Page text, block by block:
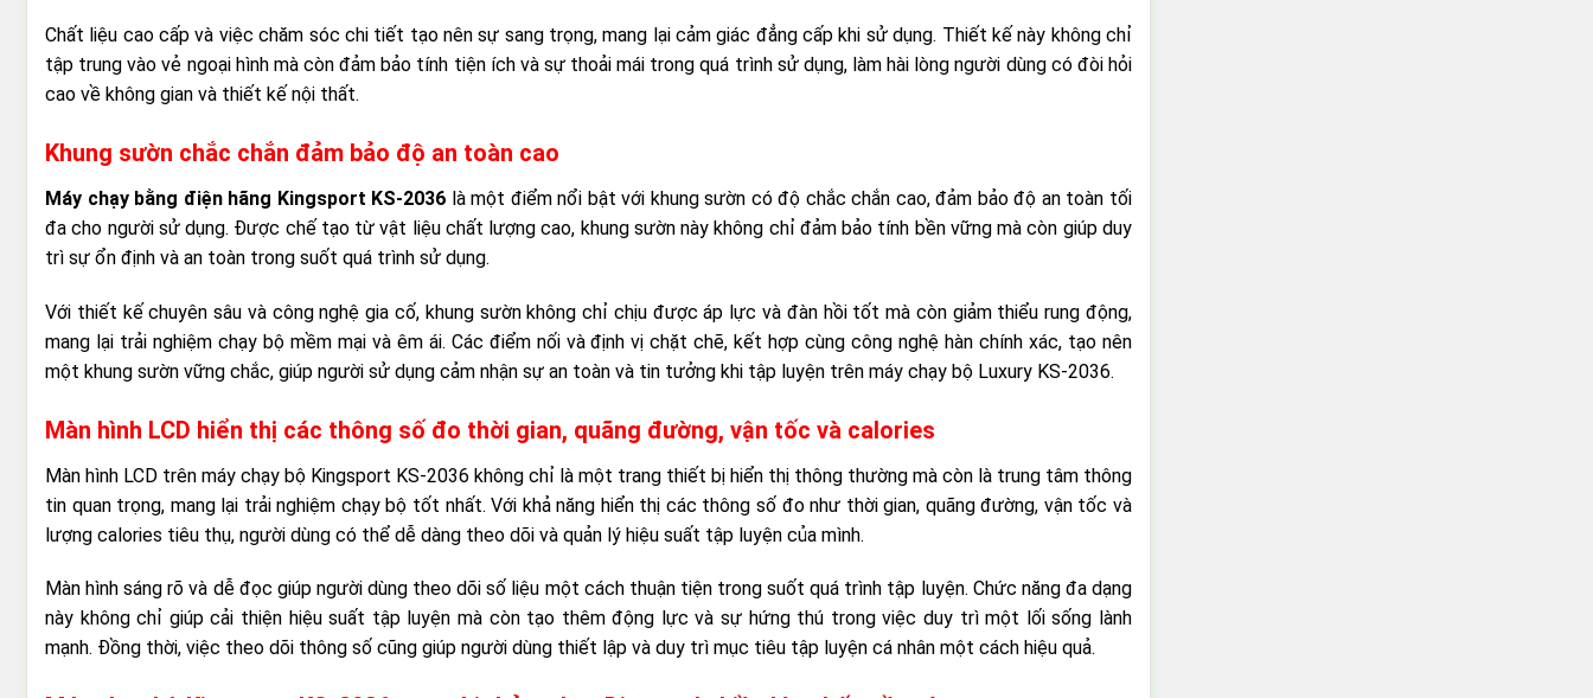
Chất liệu cao cấp và việc chăm sóc chi tiết tạo nên sự sang trọng, mang lại cảm giác đẳng cấp khi sử dụng. Thiết kế này không chỉ
tập trung vào vẻ ngoại hình mà còn đảm bảo tính tiện ích và sự thoải mái trong quá trình sử dụng, làm hài lòng người dùng có đòi hỏi
cao về không gian và thiết kế nội thất.
Khung sườn chắc chắn đảm bảo độ an toàn cao
Máy chạy bằng điện hãng Kingsport KS-2036 là một điểm nổi bật với khung sườn có độ chắc chắn cao, đảm bảo độ an toàn tối
đa cho người sử dụng. Được chế tạo từ vật liệu chất lượng cao, khung sườn này không chỉ đảm bảo tính bền vững mà còn giúp duy
trì sự ổn định và an toàn trong suốt quá trình sử dụng.
Với thiết kế chuyên sâu và công nghệ gia cố, khung sườn không chỉ chịu được áp lực và đàn hồi tốt mà còn giảm thiểu rung động,
mang lại trải nghiệm chạy bộ mềm mại và êm ái. Các điểm nối và định vị chặt chẽ, kết hợp cùng công nghệ hàn chính xác, tạo nên
một khung sườn vững chắc, giúp người sử dụng cảm nhận sự an toàn và tin tưởng khi tập luyện trên máy chạy bộ Luxury KS-2036.
Màn hình LCD hiển thị các thông số đo thời gian, quãng đường, vận tốc và calories
Màn hình LCD trên máy chạy bộ Kingsport KS-2036 không chỉ là một trang thiết bị hiển thị thông thường mà còn là trung tâm thông
tin quan trọng, mang lại trải nghiệm chạy bộ tốt nhất. Với khả năng hiển thị các thông số đo như thời gian, quãng đường, vận tốc và
lượng calories tiêu thụ, người dùng có thể dễ dàng theo dõi và quản lý hiệu suất tập luyện của mình.
Màn hình sáng rõ và dễ đọc giúp người dùng theo dõi số liệu một cách thuận tiện trong suốt quá trình tập luyện. Chức năng đa dạng
này không chỉ giúp cải thiện hiệu suất tập luyện mà còn tạo thêm động lực và sự hứng thú trong việc duy trì một lối sống lành
mạnh. Đồng thời, việc theo dõi thông số cũng giúp người dùng thiết lập và duy trì mục tiêu tập luyện cá nhân một cách hiệu quả.